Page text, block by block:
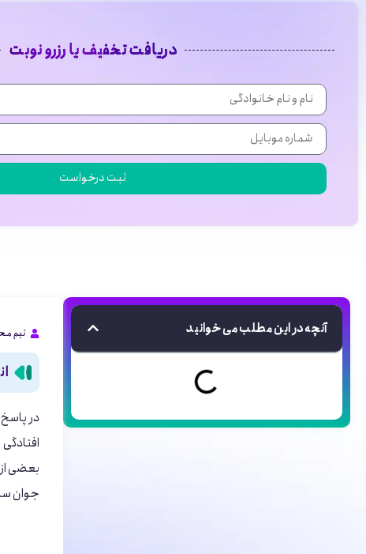
دریافت تخفیف یا رزرو نوبت
ثبت درخواست
آنچه در این مطلب می خوانید تیم
در
بعضی
جوان